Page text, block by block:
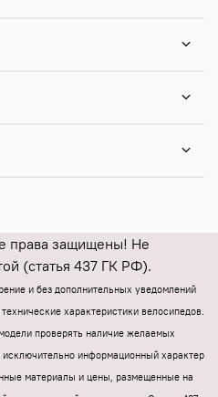
защищены! Не
(статья 437 ГК РФ).
и без дополнительных уведомлений
характеристики велосипедов.
проверять наличие желаемых
исключительно информационный характер
материалы и цены, размещенные на